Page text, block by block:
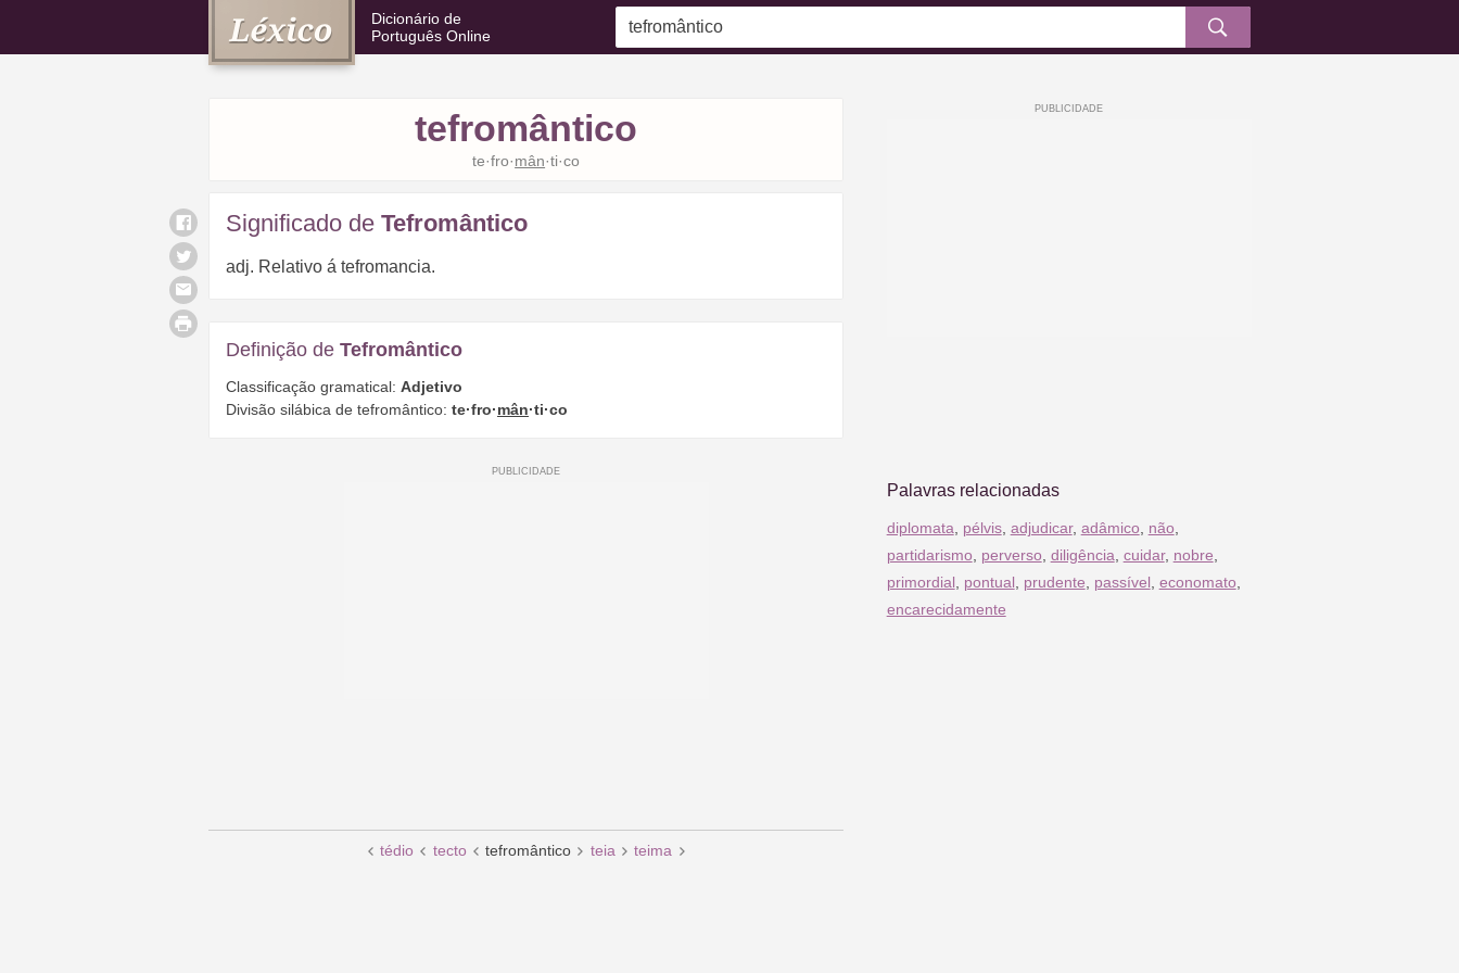
Dicionário de
Português Online
tefromântico
te·fro·mân·ti·co
Significado de Tefromântico
adj. Relativo á tefromancia.
Definição de Tefromântico
Classificação gramatical: Adjetivo
Divisão silábica de tefromântico: te·fro·mân·ti·co
tédio tecto tefromântico teia teima
Palavras relacionadas
diplomata pélvis, adjudicar, adâmico, não,
partidarismo, perverso, diligência cuidar, nobre
primordial, pontual, prudente passível, economato,
encarecidamente